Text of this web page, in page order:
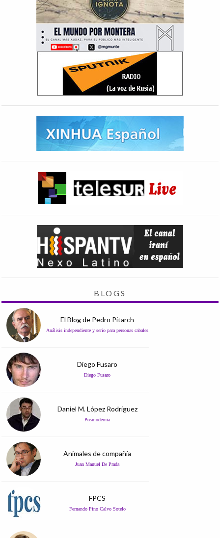
BLOGS
El Blog de Pedro Pitarch
Análisis independiente y serio para personas cabales
Diego Fusaro
Diego Fusaro
Daniel M. López Rodríguez
Posmodernia
Animales de compañía
Juan Manuel De Prada
FPCS
Fernando Pino Calvo Sotelo